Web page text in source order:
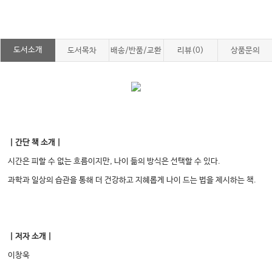
도서소개 도서목차 배송/반품/교환 리뷰(0) 상품문의
｜간단 책 소개｜
시간은 피할 수 없는 흐름이지만, 나이 듦의 방식은 선택할 수 있다.
과학과 일상의 습관을 통해 더 건강하고 지혜롭게 나이 드는 법을 제시하는 책.
｜저자 소개｜
이창욱